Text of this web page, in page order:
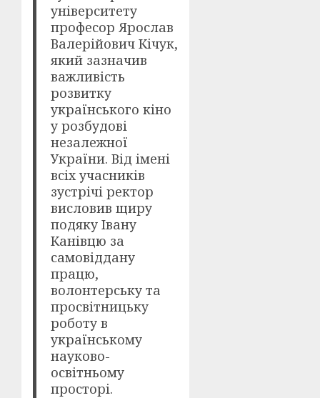
університету
професор Ярослав
Валерійович Кічук,
який зазначив
важливість
розвитку
українського кіно
у розбудові
незалежної
України. Від імені
всіх учасників
зустрічі ректор
висловив щиру
подяку Івану
Канівцю за
самовіддану
працю,
волонтерську та
просвітницьку
роботу в
українському
науково-
освітньому
просторі.